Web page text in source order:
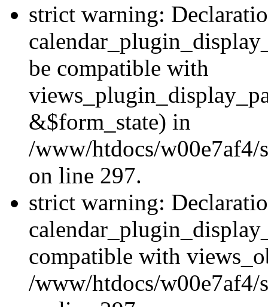
strict warning:
be compatible with
&$form_state) in
/www/htdocs/w00e7af4/
on line 297.
strict warning:
compatible with
/www/htdocs/w00e7af4/